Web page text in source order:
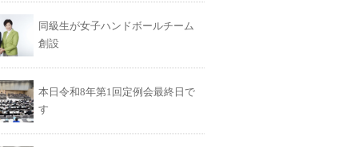
同級生が女子ハンドボールチーム
創設
本日令和8年第1回定例会最終日で
す